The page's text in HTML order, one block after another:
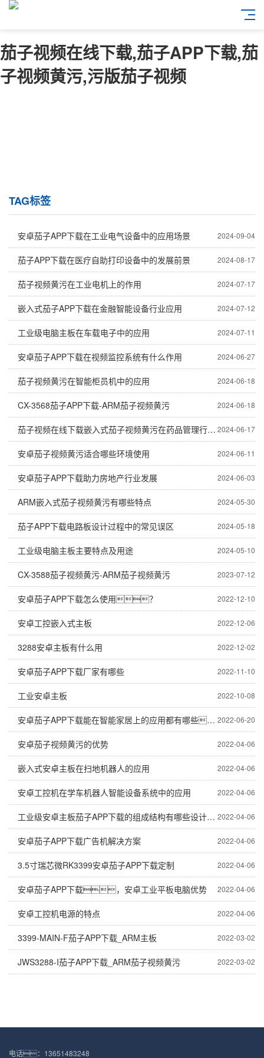
茄子视频在线下载,茄子APP下载,茄
子视频黄污,污版茄子视频
TAG标签
2024-09-04
安卓茄子APP下载在工业电气设备中的应用场景
2024-08-17
茄子APP下载在医疗自助打印设备中的发展前景
2024-07-17
茄子视频黄污在工业电机上的作用
2024-07-12
嵌入式茄子APP下载在金融智能设备行业应用
2024-07-11
工业级电脑主板在车载电子中的应用
2024-06-27
安卓茄子APP下载在视频监控系统有什么作用
2024-06-18
茄子视频黄污在智能柜员机中的应用
2024-06-18
CX-3568茄子APP下载-ARM茄子视频黄污
2024-06-17
茄子视频在线下载嵌入式茄子视频黄污在药品管理行业的应用
2024-06-11
安卓茄子视频黄污适合哪些环境使用
2024-06-03
安卓茄子APP下载助力房地产行业发展
2024-05-30
ARM嵌入式茄子视频黄污有哪些特点
2024-05-18
茄子APP下载电路板设计过程中的常见误区
2024-05-10
工业级电脑主板主要特点及用途
2023-07-12
CX-3588茄子视频黄污-ARM茄子视频黄污
2022-12-10
安卓茄子APP下载怎么使用？
2022-12-06
安卓工控嵌入式主板
2022-12-02
3288安卓主板有什么用
2022-11-10
安卓茄子APP下载厂家有哪些
2022-10-08
工业安卓主板
2022-06-20
安卓茄子APP下载能在智能家居上的应用都有哪些？
2022-04-06
安卓茄子视频黄污的优势
2022-04-06
嵌入式安卓主板在扫地机器人的应用
2022-04-06
安卓工控机在学车机器人智能设备系统中的应用
2022-04-06
工业级安卓主板茄子APP下载的组成结构有哪些设计特点
2022-04-06
安卓茄子APP下载广告机解决方案
2022-04-06
3.5寸瑞芯微RK3399安卓茄子APP下载定制
2022-04-06
安卓茄子APP下载，安卓工业平板电脑优势
2022-04-06
安卓工控机电源的特点
2022-03-02
3399-MAIN-F茄子APP下载_ARM主板
2022-03-02
JWS3288-I茄子APP下载_ARM茄子视频黄污
电话：13651483248